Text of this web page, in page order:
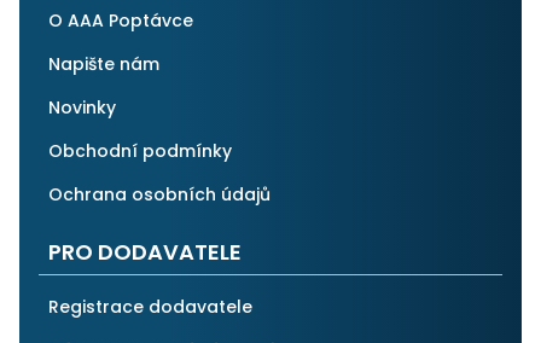
O AAA Poptávce
Napište nám
Novinky
Obchodní podmínky
Ochrana osobních údajů
PRO DODAVATELE
Registrace dodavatele